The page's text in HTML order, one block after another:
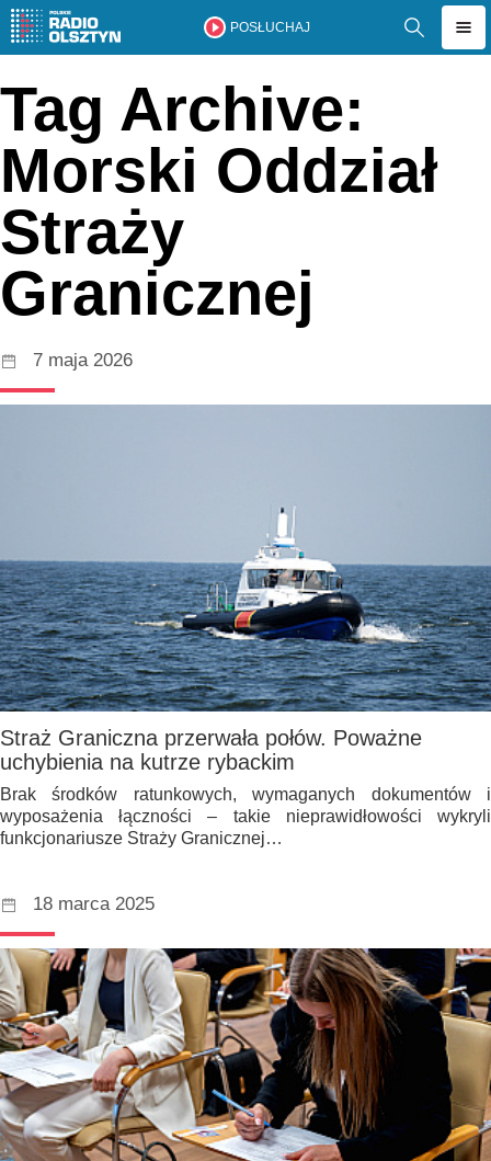
POSŁUCHAJ
Tag Archive:
Morski Oddział
Straży
Granicznej
7 maja 2026
Straż Graniczna przerwała połów. Poważne
uchybienia na kutrze rybackim
Brak środków ratunkowych, wymaganych dokumentów i
wyposażenia łączności – takie nieprawidłowości wykryli
funkcjonariusze Straży Granicznej…
18 marca 2025